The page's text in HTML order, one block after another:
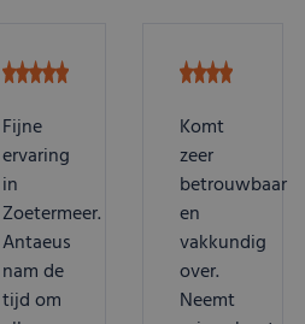
Fijne
ervaring
in
Zoetermeer.
Antaeus
nam de
tijd om
Komt
zeer
betrouwbaar
en
vakkundig
over.
Neemt